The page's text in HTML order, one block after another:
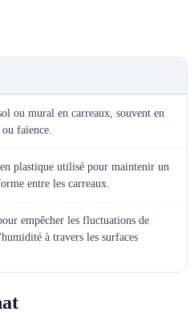
ou mural en carreaux, souvent en
faïence.
plastique utilisé pour maintenir un
entre les carreaux.
empêcher les fluctuations de
à travers les surfaces